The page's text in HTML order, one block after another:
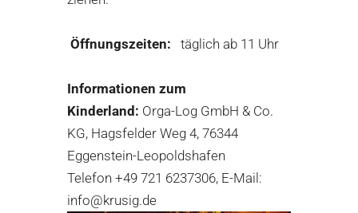
Öffnungszeiten: täglich ab 11 Uhr
Informationen zum
Kinderland: Orga-Log GmbH & Co.
KG, Hagsfelder Weg 4, 76344
Eggenstein-Leopoldshafen
Telefon +49 721 6237306, E-Mail:
info@krusig.de